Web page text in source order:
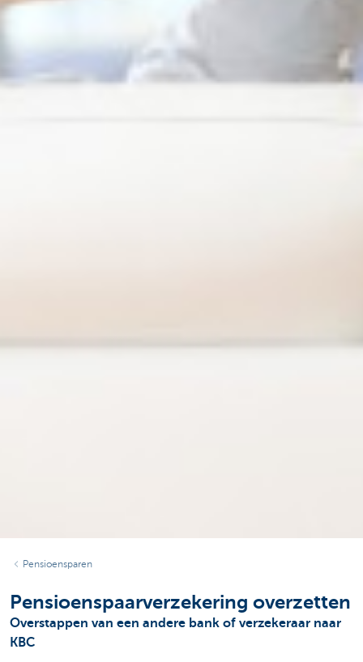
Pensioensparen
Pensioenspaarverzekering overzetten
Overstappen van een andere bank of verzekeraar naar
KBC